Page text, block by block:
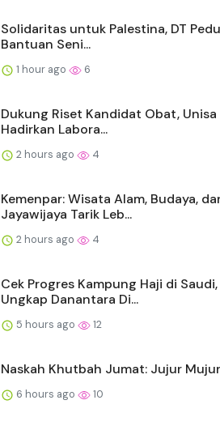
Solidaritas untuk Palestina, DT
Bantuan Seni...
1 hour ago 6
Dukung Riset Kandidat Obat,
Hadirkan Labora...
2 hours ago 4
Kemenpar: Wisata Alam, Budaya,
Jayawijaya Tarik Leb...
2 hours ago 4
Cek Progres Kampung Haji di Saudi,
Ungkap Danantara Di...
5 hours ago 12
Naskah Khutbah Jumat: Jujur Mujur
6 hours ago 10